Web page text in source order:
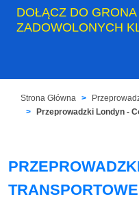
DOŁĄCZ DO
ZADOWOLONYCH
Strona Główna
Przeprowadzki Londyn -